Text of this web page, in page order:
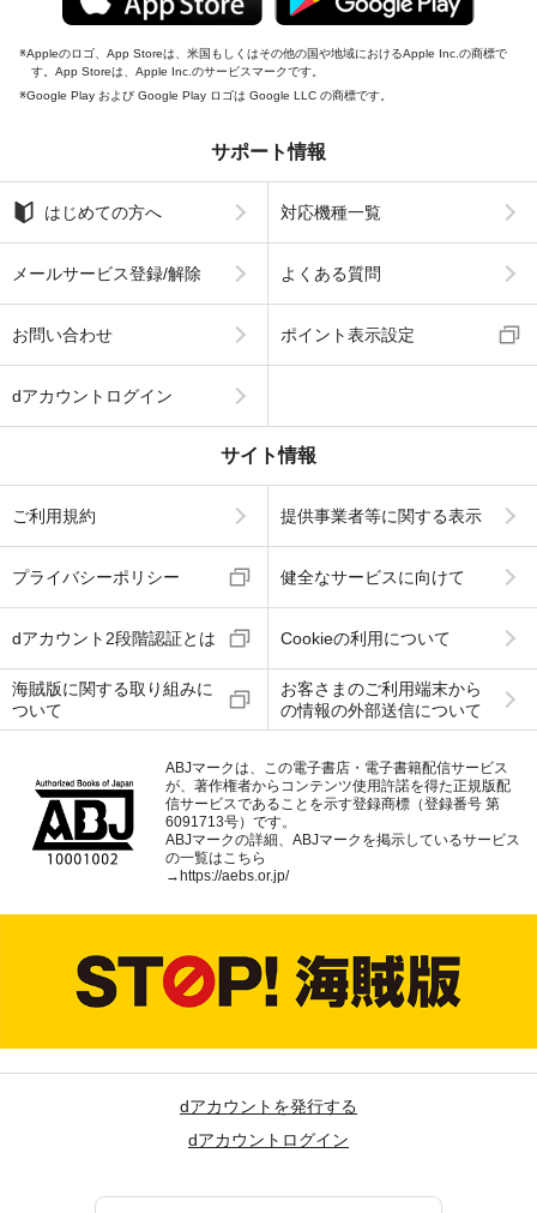
Appleのロゴ、App Storeは、米国もしくはその他の国や地域におけるApple Inc.の商標で
す。App Storeは、Apple Inc.のサービスマークです。
Google Play および Google Play ロゴは Google LLC の商標です。
サポート情報
はじめての方へ 対応機種一覧
メールサービス登録/解除 よくある質問
お問い合わせ ポイント表示設定
dアカウントログイン
サイト情報
ご利用規約 提供事業者等に関する表示
プライバシーポリシー 健全なサービスに向けて
dアカウント2段階認証とは Cookieの利用について
海賊版に関する取り組みに
ついて
お客さまのご利用端末から
の情報の外部送信について
ABJマークは、この電子書店・電子書籍配信サービス
が、著作権者からコンテンツ使用許諾を得た正規版配
信サービスであることを示す登録商標（登録番号 第
6091713号）です。
ABJマークの詳細、ABJマークを掲示しているサービス
の一覧はこちら
→ https://aebs.or.jp/
dアカウントを発行する
dアカウントログイン